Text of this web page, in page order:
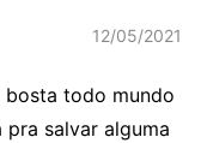
12/05/2021
bosta todo mundo
pra salvar alguma